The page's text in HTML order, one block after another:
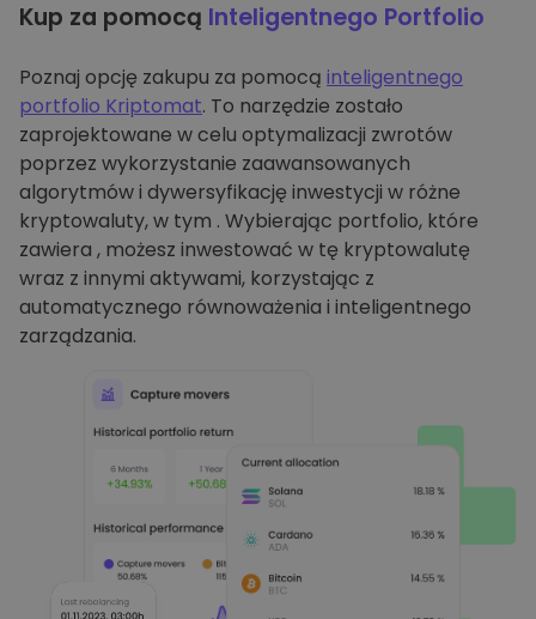
Kup za pomocą Inteligentnego Portfolio
Poznaj opcję zakupu za pomocą inteligentnego
portfolio Kriptomat. To narzędzie zostało
zaprojektowane w celu optymalizacji zwrotów
poprzez wykorzystanie zaawansowanych
algorytmów i dywersyfikację inwestycji w różne
kryptowaluty, w tym . Wybierając portfolio, które
zawiera , możesz inwestować w tę kryptowalutę
wraz z innymi aktywami, korzystając z
automatycznego równoważenia i inteligentnego
zarządzania.